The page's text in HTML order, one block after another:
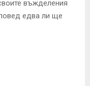
въжделения
едва ли ще